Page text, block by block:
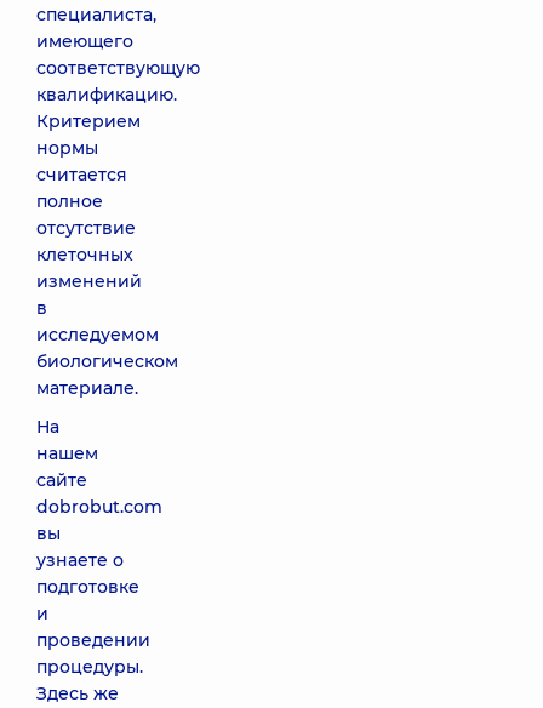
специалиста,
имеющего
соответствующую
квалификацию.
Критерием
нормы
считается
полное
отсутствие
клеточных
изменений
в
исследуемом
биологическом
материале.
На
нашем
сайте
dobrobut.com
вы
узнаете о
подготовке
и
проведении
процедуры.
Здесь же